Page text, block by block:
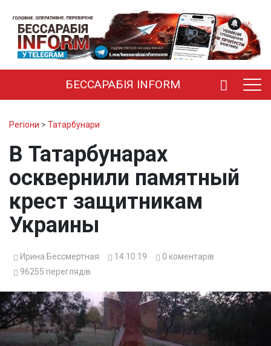
БЕССАРАБІЯ INFORM
Регіони > Татарбунари
В Татарбунарах
осквернили памятный
крест защитникам
Украины
Ирина Бессмертная 14.10.19 0 коментарів
96255 переглядів